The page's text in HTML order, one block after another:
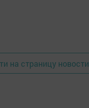
на страницу новости